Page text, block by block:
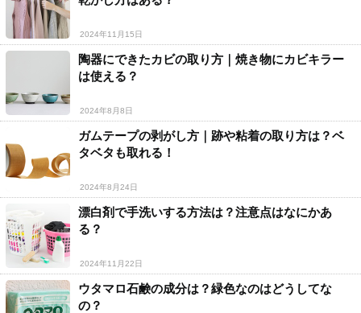
2024年11月15日
陶器にできたカビの取り方｜焼き物にカビキラー
は使える？
2024年8月8日
ガムテープの剥がし方｜跡や粘着の取り方は？ベ
タベタも取れる！
2024年8月24日
漂白剤で手洗いする方法は？注意点はなにかあ
る？
2024年11月22日
ウタマロ石鹸の成分は？緑色なのはどうしてな
の？